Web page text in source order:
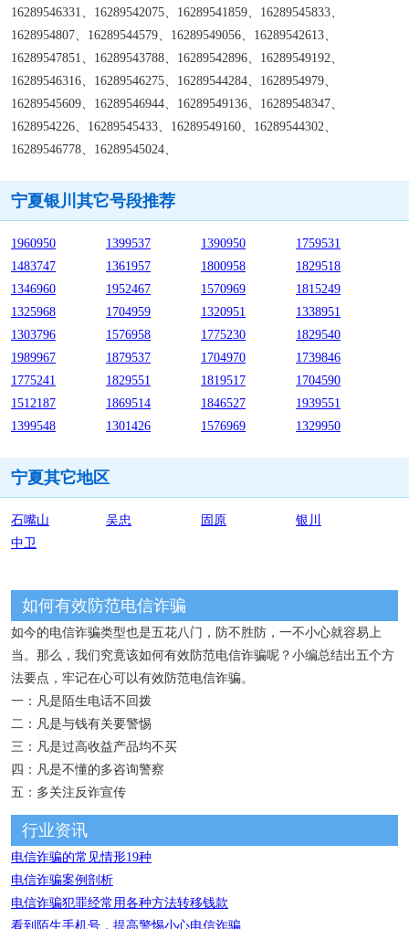
16289546331、16289542075、16289541859、16289545833、
1628954807、16289544579、16289549056、16289542613、
16289547851、16289543788、16289542896、16289549192、
16289546316、16289546275、16289544284、1628954979、
16289545609、16289546944、16289549136、16289548347、
1628954226、16289545433、16289549160、16289544302、
16289546778、16289545024、
宁夏银川其它号段推荐
1960950 1399537 1390950
1759531
1483747
1361957 1800958
1829518
1346960
1952467 1570969
1815249
1325968
1704959 1320951
1338951
1303796
1576958 1775230
1829540
1989967
1879537 1704970
1739846
1775241
1829551 1819517
1704590
1512187
1869514 1846527
1939551
1399548
1301426 1576969 1329950
宁夏其它地区
石嘴山 吴忠 固原
银川
中卫
如何有效防范电信诈骗
如今的电信诈骗类型也是五花八门，防不胜防，一不小心就容易上
当。那么，我们究竟该如何有效防范电信诈骗呢？小编总结出五个方
法要点，牢记在心可以有效防范电信诈骗。
一：凡是陌生电话不回拨
二：凡是与钱有关要警惕
三：凡是过高收益产品均不买
四：凡是不懂的多咨询警察
五：多关注反诈宣传
行业资讯
电信诈骗的常见情形19种
电信诈骗案例剖析
电信诈骗犯罪经常用各种方法转移钱款
看到陌生手机号，提高警惕小心电信诈骗